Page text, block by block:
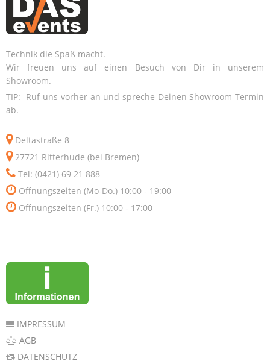
Technik die Spaß macht.
Wir freuen uns auf einen Besuch von Dir in unserem
Showroom.
TIP: Ruf uns vorher an und spreche Deinen Showroom Termin
ab.
Deltastraße 8
27721 Ritterhude (bei Bremen)
Tel: (0421) 69 21 888
Öffnungszeiten (Mo-Do.) 10:00 - 19:00
Öffnungszeiten (Fr.) 10:00 - 17:00
IMPRESSUM
AGB
DATENSCHUTZ